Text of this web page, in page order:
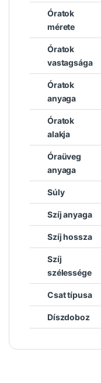
Óratok
mérete
Óratok
vastagsága
Óratok
anyaga
Óratok
alakja
Óraüveg
anyaga
Súly
Szíj anyaga
Szíj hossza
Szíj
szélessége
Csat típusa
Díszdoboz